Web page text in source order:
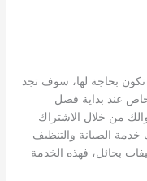
بحاجة لها، سوف تجد
عند بداية فصل
من خلال الاشتراك
خدمة الصيانة والتنظيف
بحائل، فهذه الخدمة